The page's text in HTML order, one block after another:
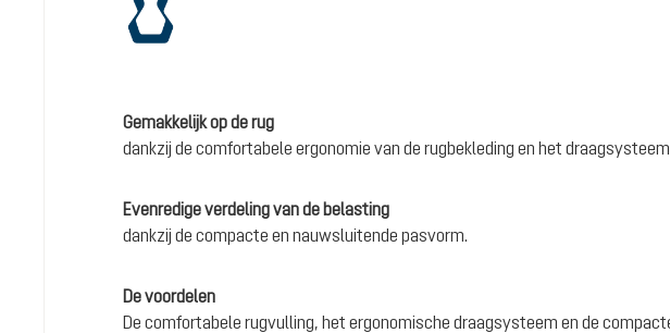
Gemakkelijk op de rug
dankzij de comfortabele ergonomie van de rugbekleding en het
Evenredige verdeling van de belasting
dankzij de compacte en nauwsluitende pasvorm.
De voordelen
De comfortabele rugvulling, het ergonomische draagsysteem en de